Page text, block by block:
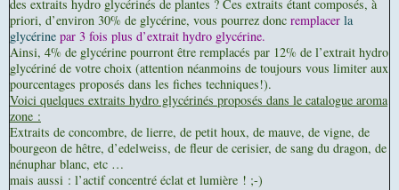
des extraits hydro glycérinés de plantes ? Ces extraits étant composés, à
priori, d’environ 30% de glycérine, vous pourrez donc remplacer la
glycérine par 3 fois plus d’extrait hydro glycérine.
Ainsi, 4% de glycérine pourront être remplacés par 12% de l’extrait hydro
glycériné de votre choix (attention néanmoins de toujours vous limiter aux
pourcentages proposés dans les fiches techniques!).
Voici quelques extraits hydro glycérinés proposés dans le catalogue aroma
zone :
Extraits de concombre, de lierre, de petit houx, de mauve, de vigne, de
bourgeon de hêtre, d’edelweiss, de fleur de cerisier, de sang du dragon, de
nénuphar blanc, etc …
mais aussi : l’actif concentré éclat et lumière ! ;-)